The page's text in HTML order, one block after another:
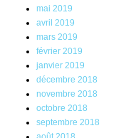
mai 2019
avril 2019
mars 2019
février 2019
janvier 2019
décembre 2018
novembre 2018
octobre 2018
septembre 2018